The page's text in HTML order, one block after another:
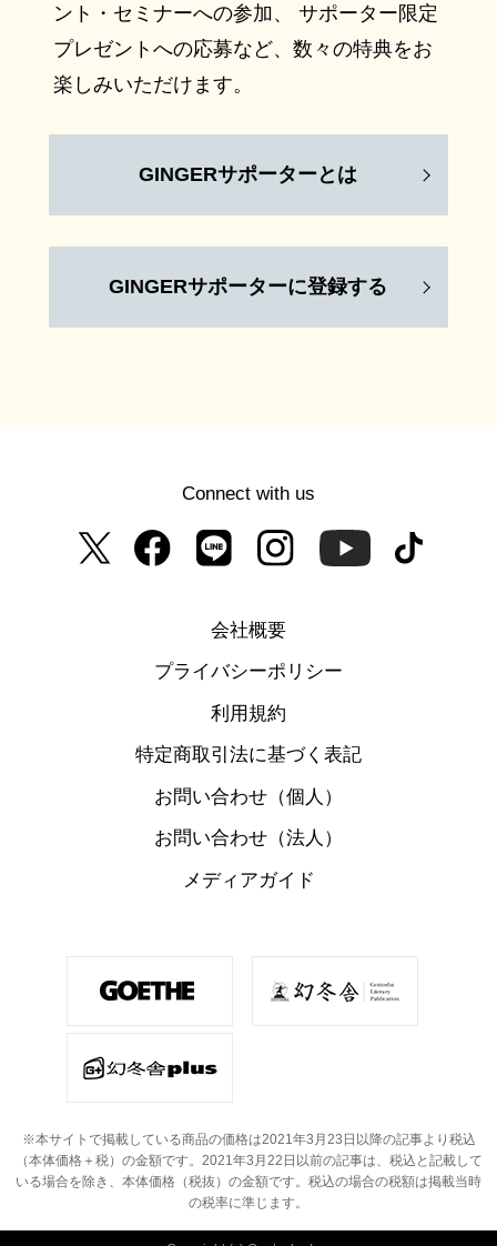
ント・セミナーへの参加、 サポーター限定
プレゼントへの応募など、数々の特典をお
楽しみいただけます。
GINGERサポーターとは
GINGERサポーターに登録する
Connect with us
会社概要
プライバシーポリシー
利用規約
特定商取引法に基づく表記
お問い合わせ（個人）
お問い合わせ（法人）
メディアガイド
※本サイトで掲載している商品の価格は2021年3月23日以降の記事より税込
（本体価格＋税）の金額です。
2021年3月22日以前の記事は、税込と記載して
いる場合を除き、本体価格（税抜）の金額です。 税込の場合の税額は掲載当時
の税率に準じます。